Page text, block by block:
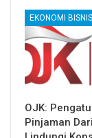
EKONOMI BISNIS
OJK:
Pinjaman